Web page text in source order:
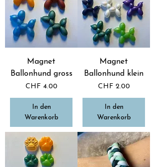
Magnet
Ballonhund gross
Preis
CHF 4.00
In den
Warenkorb
Magnet
Ballonhund klein
Preis
CHF 2.00
In den
Warenkorb